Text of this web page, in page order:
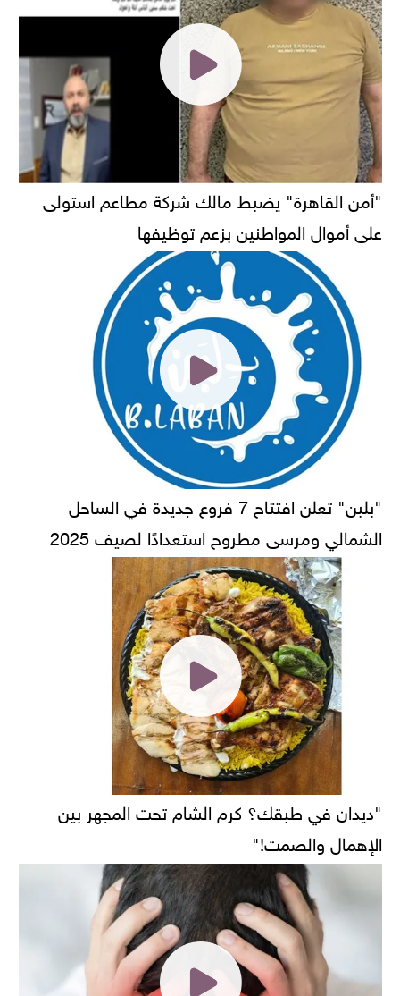
"أمن القاهرة" يضبط مالك شركة مطاعم استولى
على أموال المواطنين بزعم توظيفها
"بلبن" تعلن افتتاح 7 فروع جديدة في الساحل
الشمالي ومرسى مطروح استعدادًا لصيف 2025
"ديدان في طبقك؟ كرم الشام تحت المجهر بين
الإهمال والصمت!"